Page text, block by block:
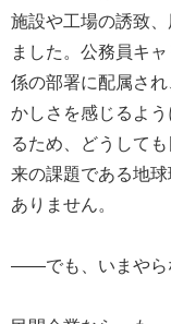
施設や工場の誘致、
ました。公務員キ
係の部署に配属さ
かしさを感じるよ
るため、どうして
来の課題である地
ありません。
――でも、いまやら